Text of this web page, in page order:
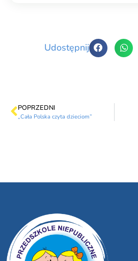
Udostępnij
POPRZEDNI
„Cała Polska czyta dzieciom”